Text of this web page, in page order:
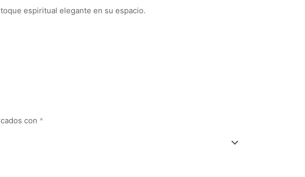
espiritual elegante en su espacio.
con *